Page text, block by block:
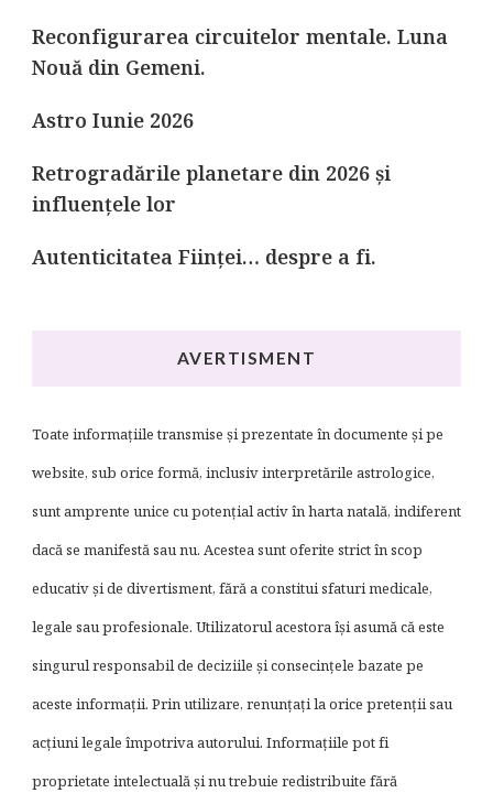
Reconfigurarea circuitelor mentale. Luna
Nouă din Gemeni.
Astro Iunie 2026
Retrogradările planetare din 2026 și
influențele lor
Autenticitatea Ființei… despre a fi.
AVERTISMENT
Toate informațiile transmise și prezentate în documente și pe
website, sub orice formă, inclusiv interpretările astrologice,
sunt amprente unice cu potențial activ în harta natală, indiferent
dacă se manifestă sau nu. Acestea sunt oferite strict în scop
educativ și de divertisment, fără a constitui sfaturi medicale,
legale sau profesionale. Utilizatorul acestora își asumă că este
singurul responsabil de deciziile și consecințele bazate pe
aceste informații. Prin utilizare, renunțați la orice pretenții sau
acțiuni legale împotriva autorului. Informațiile pot fi
proprietate intelectuală și nu trebuie redistribuite fără